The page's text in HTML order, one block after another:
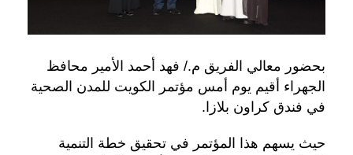
بحضور معالي الفريق م./ فهد أحمد الأمير محافظ
الجهراء أقيم يوم أمس مؤتمر الكويت للمدن الصحية
في فندق كراون بلازا.
حيث يسهم هذا المؤتمر في تحقيق خطة التنمية